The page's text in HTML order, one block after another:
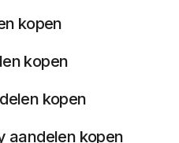
kopen
kopen
kopen
aandelen kopen